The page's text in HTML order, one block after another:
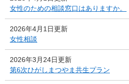
女性のための相談窓口はありますか。
2026年4月1日更新
女性相談
2026年3月24日更新
第6次ひがしまつやま共生プラン